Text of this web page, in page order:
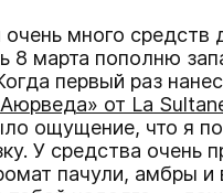
много средств
8 марта пополню
первый раз
от La
ощущение, что я
У средства очень
пачули, амбры и